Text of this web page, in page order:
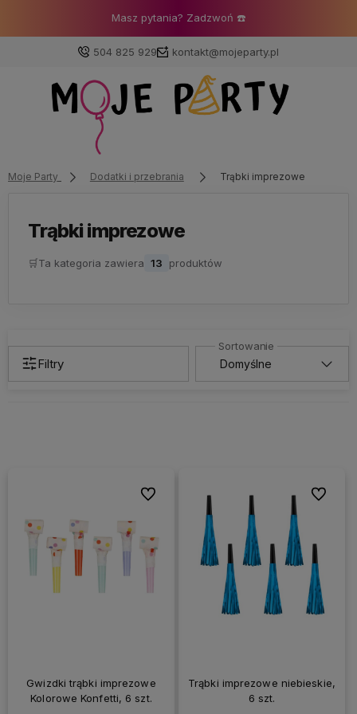
Masz pytania? Zadzwoń ☎️
504 825 929 kontakt@mojeparty.pl
Załóż konto
Wybierz coś dla siebie z naszej aktualnej oferty lub
Moje Party Dodatki i przebrania Trąbki imprezowe
Trąbki imprezowe
🛒Ta kategoria zawiera 13 produktów
Filtry
Gwizdki trąbki imprezowe
Kolorowe Konfetti, 6 szt.
Do ulubionych
Trąbki imprezowe niebieskie,
6 szt.
Do